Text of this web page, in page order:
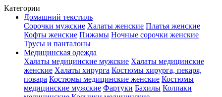
Категории
Домашний текстиль
Сорочки мужские Халаты женские Платья женские
Кофты женские Пижамы Ночные сорочки женские
Трусы и панталоны
Медицинская одежда
Халаты медицинские мужские Халаты медицинские
женские Халаты хирурга Костюмы хирурга, пекаря,
повара Костюмы медицинские женские Костюмы
медицинские мужские Фартуки Бахилы Колпаки